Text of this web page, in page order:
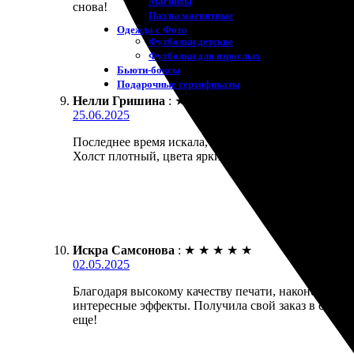
Пазлы магнитные
Одежда с Фото
Футболки детские
Футболки для взрослых
Бьюти-боксы
Подарочные сертификаты
снова!
Нелли Гришина : ★
25.06.2025
Последнее время искала, где распечатать свою
Холст плотный, цвета яркие, всё соответствует
Искра Самсонова : ★ ★ ★ ★ ★
02.05.2025
Благодаря высокому качеству печати, наконец-то
интересные эффекты. Получила свой заказ в срок,
еще!